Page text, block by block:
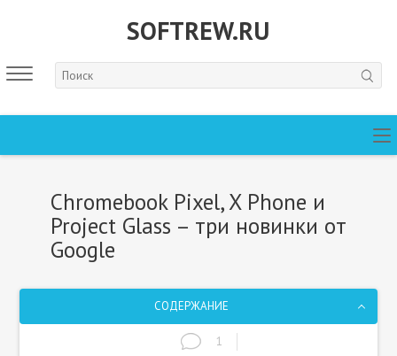
SOFTREW.RU
Chromebook Pixel, X Phone и
Project Glass – три новинки от
Google
СОДЕРЖАНИЕ
1